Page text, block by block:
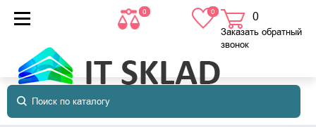
0 0 0
в корзине
Заказать обратный
звонок